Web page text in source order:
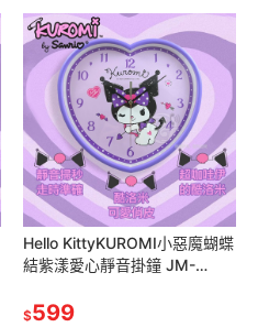
Hello KittyKUROMI小惡魔蝴蝶
結紫漾愛心靜音掛鐘 JM-
$599